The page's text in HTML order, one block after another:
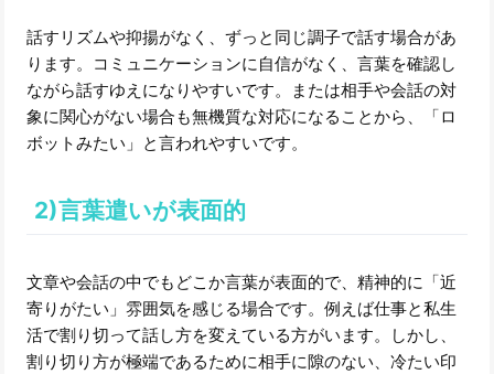
話すリズムや抑揚がなく、ずっと同じ調子で話す場合があ
ります。コミュニケーションに自信がなく、言葉を確認し
ながら話すゆえになりやすいです。または相手や会話の対
象に関心がない場合も無機質な対応になることから、「ロ
ボットみたい」と言われやすいです。
2)言葉遣いが表面的
文章や会話の中でもどこか言葉が表面的で、精神的に「近
寄りがたい」雰囲気を感じる場合です。例えば仕事と私生
活で割り切って話し方を変えている方がいます。しかし、
割り切り方が極端であるために相手に隙のない、冷たい印